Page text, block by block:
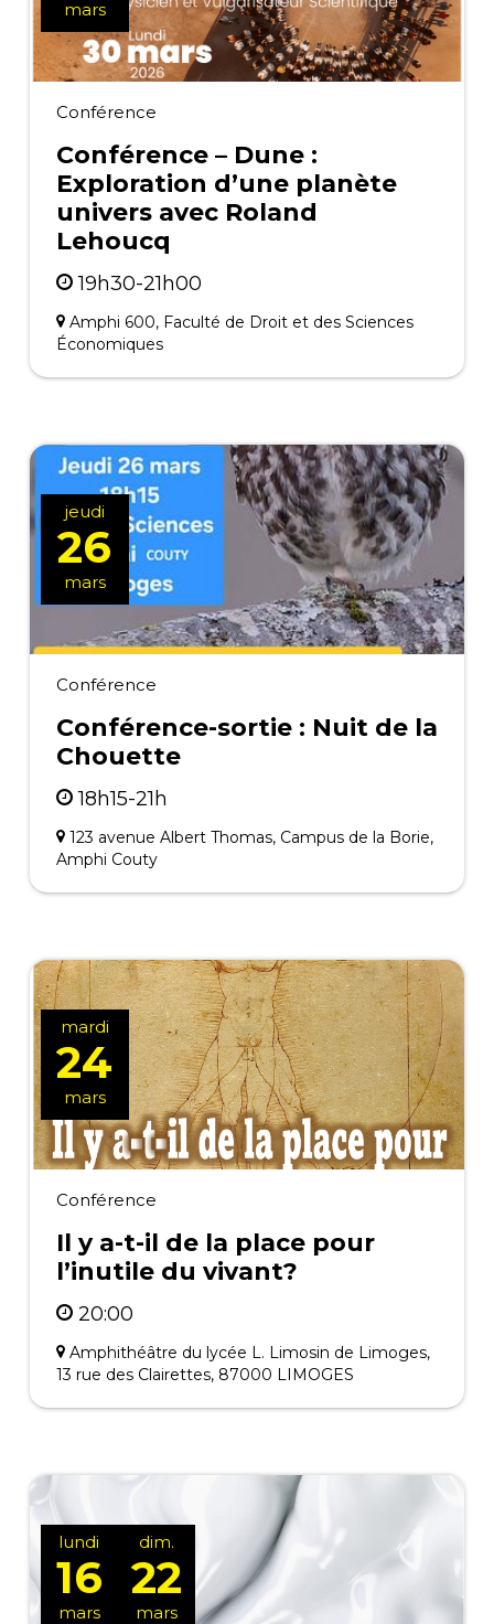
Conférence
Conférence – Dune :
Exploration d’une planète
univers avec Roland
Lehoucq
19h30-21h00
Amphi 600, Faculté de Droit et des Sciences
Économiques
mars
Conférence
Conférence-sortie : Nuit de la
Chouette
18h15-21h
123 avenue Albert Thomas, Campus de la Borie,
Amphi Couty
jeudi
26
mars
Conférence
Il y a-t-il de la place pour
l’inutile du vivant?
20:00
Amphithéâtre du lycée L. Limosin de Limoges,
13 rue des Clairettes, 87000 LIMOGES
mardi
24
mars
lundi
16
mars
dim.
22
mars